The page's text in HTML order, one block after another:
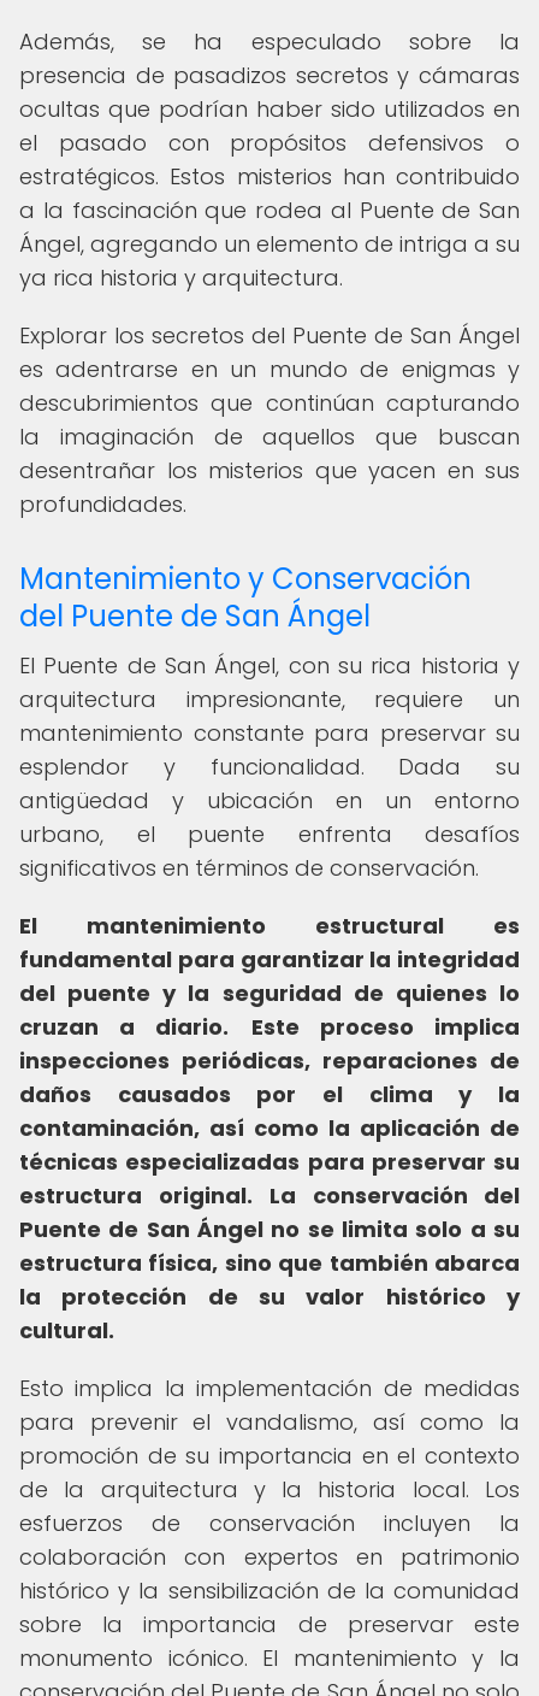
Además, se ha especulado sobre la
presencia de pasadizos secretos y cámaras
ocultas que podrían haber sido utilizados en
el pasado con propósitos defensivos o
estratégicos. Estos misterios han contribuido
a la fascinación que rodea al Puente de San
Ángel, agregando un elemento de intriga a su
ya rica historia y arquitectura.
Explorar los secretos del Puente de San Ángel
es adentrarse en un mundo de enigmas y
descubrimientos que continúan capturando
la imaginación de aquellos que buscan
desentrañar los misterios que yacen en sus
profundidades.
Mantenimiento y Conservación
del Puente de San Ángel
El Puente de San Ángel, con su rica historia y
arquitectura impresionante, requiere un
mantenimiento constante para preservar su
esplendor y funcionalidad. Dada su
antigüedad y ubicación en un entorno
urbano, el puente enfrenta desafíos
significativos en términos de conservación.
El mantenimiento estructural es
fundamental para garantizar la integridad
del puente y la seguridad de quienes lo
cruzan a diario.
Este proceso implica
inspecciones periódicas, reparaciones de
daños causados por el clima y la
contaminación, así como la aplicación de
técnicas especializadas para preservar su
estructura original.
La conservación del
Puente de San Ángel no se limita solo a su
estructura física, sino que también abarca
la protección de su valor histórico y
cultural.
Esto implica la implementación de medidas
para prevenir el vandalismo, así como la
promoción de su importancia en el contexto
de la arquitectura y la historia local. Los
esfuerzos de conservación incluyen la
colaboración con expertos en patrimonio
histórico y la sensibilización de la comunidad
sobre la importancia de preservar este
monumento icónico. El mantenimiento y la